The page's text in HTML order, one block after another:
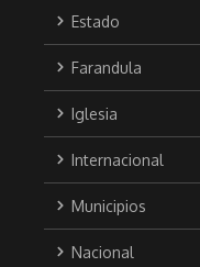
Estado
Farandula
Iglesia
Internacional
Municipios
Nacional